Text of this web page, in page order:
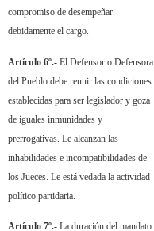
compromiso de desempeñar
debidamente el cargo.
Artículo 6º.- El Defensor o Defensora
del Pueblo debe reunir las condiciones
establecidas para ser legislador y goza
de iguales inmunidades y
prerrogativas. Le alcanzan las
inhabilidades e incompatibilidades de
los Jueces. Le está vedada la actividad
político partidaria.
Artículo 7º.- La duración del mandato